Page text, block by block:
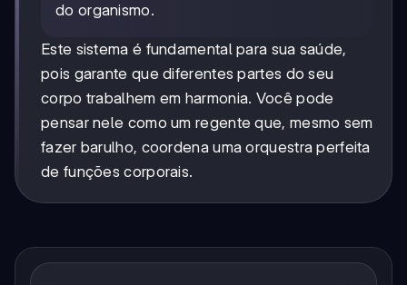
do organismo.
Este sistema é fundamental para sua saúde,
pois garante que diferentes partes do seu
corpo trabalhem em harmonia. Você pode
pensar nele como um regente que, mesmo sem
fazer barulho, coordena uma orquestra perfeita
de funções corporais.